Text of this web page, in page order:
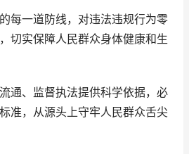
一道防线，对违法违规行为零
切实保障人民群众身体健康和生
、监督执法提供科学依据，必
准，从源头上守牢人民群众舌尖